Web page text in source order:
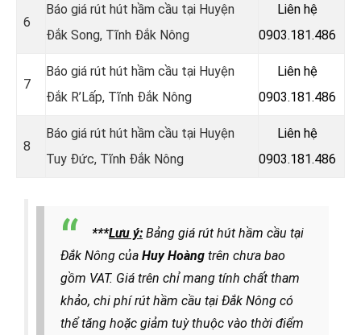
6
Báo giá rút hút hầm cầu tại Huyện
Đắk Song, Tĩnh Đắk Nông
Liên hệ
0903.181.486
7
Báo giá rút hút hầm cầu tại Huyện
Đắk R’Lấp, Tĩnh Đắk Nông
Liên hệ
0903.181.486
8
Báo giá rút hút hầm cầu tại Huyện
Tuy Đức, Tĩnh Đắk Nông
Liên hệ
0903.181.486
***Lưu ý: Bảng giá rút hút hầm cầu tại
Đắk Nông của Huy Hoàng trên chưa bao
gồm VAT. Giá trên chỉ mang tính chất tham
khảo, chi phí rút hầm cầu tại Đắk Nông có
thể tăng hoặc giảm tuỳ thuộc vào thời điểm